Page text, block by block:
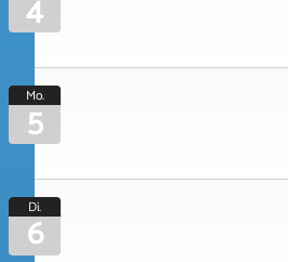
4
Mo.
5
Di.
6